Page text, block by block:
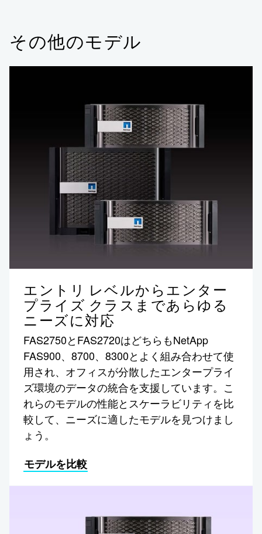
その他のモデル
エントリ レベルからエンター
プライズ クラスまであらゆる
ニーズに対応
FAS2750とFAS2720はどちらもNetApp
FAS900、8700、8300とよく組み合わせて使
用され、オフィスが分散したエンタープライ
ズ環境のデータの統合を支援しています。こ
れらのモデルの性能とスケーラビリティを比
較して、ニーズに適したモデルを見つけまし
ょう。
モデルを比較